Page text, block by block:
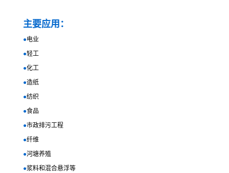
主要应用：
●电业
●轻工
●化工
●造纸
●纺织
●食品
●市政排污工程
●纤维
●河塘养殖
●浆料和混合悬浮等